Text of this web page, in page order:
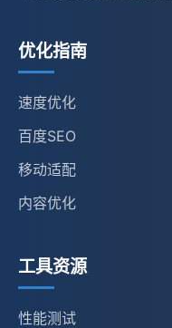
优化指南
速度优化
百度SEO
移动适配
内容优化
工具资源
性能测试